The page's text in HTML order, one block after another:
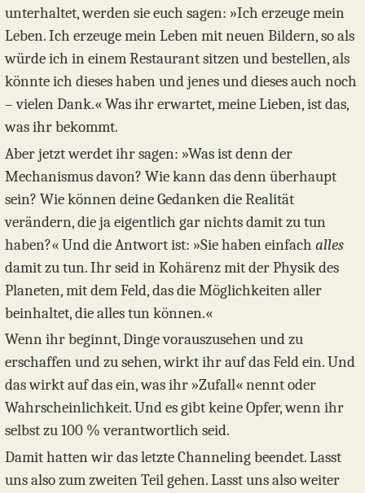
unterhaltet, werden sie euch sagen: »Ich erzeuge mein
Leben. Ich erzeuge mein Leben mit neuen Bildern, so als
würde ich in einem Restaurant sitzen und bestellen, als
könnte ich dieses haben und jenes und dieses auch noch
– vielen Dank.« Was ihr erwartet, meine Lieben, ist das,
was ihr bekommt.
Aber jetzt werdet ihr sagen: »Was ist denn der
Mechanismus davon? Wie kann das denn überhaupt
sein? Wie können deine Gedanken die Realität
verändern, die ja eigentlich gar nichts damit zu tun
haben?« Und die Antwort ist: »Sie haben einfach alles
damit zu tun. Ihr seid in Kohärenz mit der Physik des
Planeten, mit dem Feld, das die Möglichkeiten aller
beinhaltet, die alles tun können.«
Wenn ihr beginnt, Dinge vorauszusehen und zu
erschaffen und zu sehen, wirkt ihr auf das Feld ein. Und
das wirkt auf das ein, was ihr »Zufall« nennt oder
Wahrscheinlichkeit. Und es gibt keine Opfer, wenn ihr
selbst zu 100 % verantwortlich seid.
Damit hatten wir das letzte Channeling beendet. Lasst
uns also zum zweiten Teil gehen. Lasst uns also weiter